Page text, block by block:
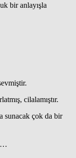
bir anlayışla
cilalamıştır.
sunacak çok da bir